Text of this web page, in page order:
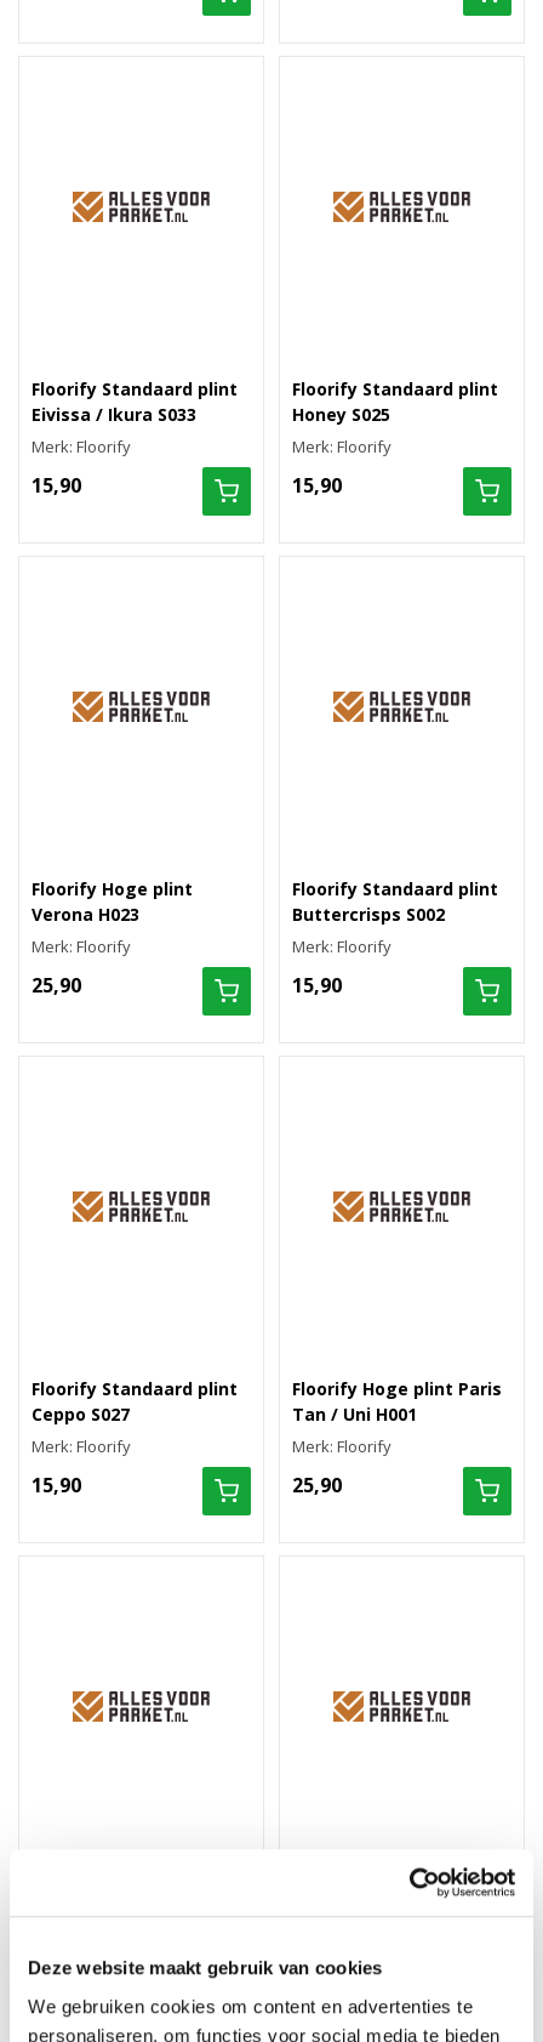
Deze website maakt gebruik van cookies
We gebruiken cookies om content en advertenties te
personaliseren, om functies voor social media te bieden
Floorify Standaard plint
Eivissa / Ikura S033
Merk: Floorify
15,90
Floorify Standaard plint
Honey S025
Merk: Floorify
15,90
Floorify Hoge plint
Verona H023
Merk: Floorify
25,90
Floorify Standaard plint
Buttercrisps S002
Merk: Floorify
15,90
Floorify Standaard plint
Ceppo S027
Merk: Floorify
15,90
Floorify Hoge plint Paris
Tan / Uni H001
Merk: Floorify
25,90
H059
Floorify Standaard plint
Whitsundays S003